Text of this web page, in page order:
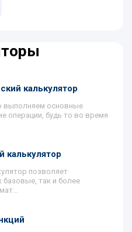
калькулятор
выполняем основные
операции, будь то во время
калькулятор
позволяет
базовые, так и более